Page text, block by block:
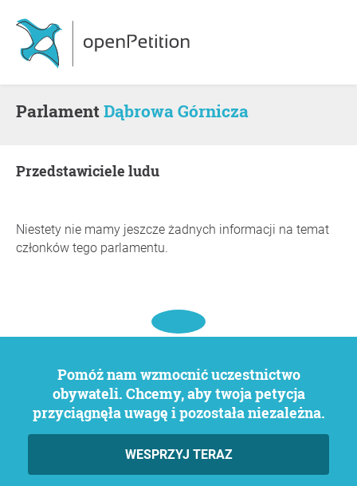
ParlamentDąbrowa Górnicza
Przedstawiciele ludu
Niestety nie mamy jeszcze żadnych informacji na temat
członków tego parlamentu.
Pomóż nam wzmocnić uczestnictwo
obywateli. Chcemy, aby twoja petycja
przyciągnęła uwagę i pozostała niezależna.
WESPRZYJ TERAZ